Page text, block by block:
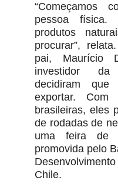
“Começamos
pessoa
produtos
procurar”,
pai, Maurício
investidor da
decidiram
exportar. Com
brasileiras, eles
de rodadas de
uma feira de
promovida pelo
Chile.